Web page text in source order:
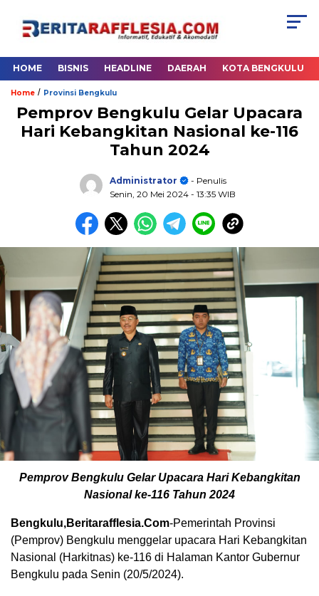
HOME BISNIS HEADLINE DAERAH KOTA BENGKULU
Home / Provinsi Bengkulu
Pemprov Bengkulu Gelar Upacara
Hari Kebangkitan Nasional ke-116
Tahun 2024
Administrator
- Penulis
Senin, 20 Mei 2024 - 13:35 WIB
Pemprov Bengkulu Gelar Upacara Hari Kebangkitan
Nasional ke-116 Tahun 2024
Bengkulu,Beritarafflesia.Com-Pemerintah Provinsi
(Pemprov) Bengkulu menggelar upacara Hari Kebangkitan
Nasional (Harkitnas) ke-116 di Halaman Kantor Gubernur
Bengkulu pada Senin (20/5/2024).